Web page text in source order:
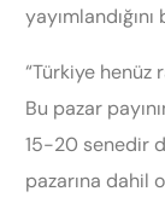
“Türkiye henüz
Bu pazar
15-20 senedir
pazarına dahil